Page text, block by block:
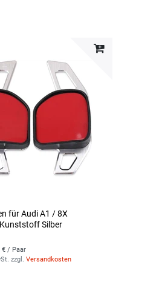
für Audi A1 / 8X
Silber
€ / Paar
zzgl.Versandkosten